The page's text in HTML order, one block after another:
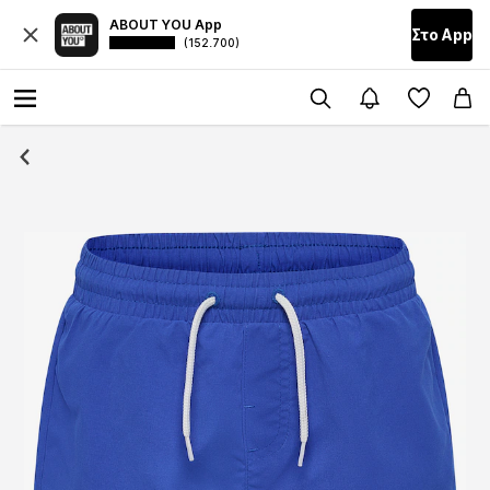
ABOUT YOU App
(152.700) Στο Αpp